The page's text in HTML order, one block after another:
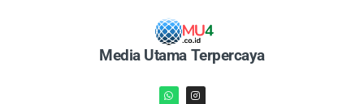
Media Utama Terpercaya